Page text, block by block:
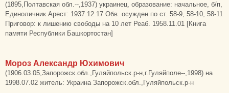
(1895,Полтавская обл.--,1937) украинец, образование: начальное, б/п,
Единоличник Арест: 1937.12.17 Обв. осужден по ст. 58-9, 58-10, 58-11
Приговор: к лишению свободы на 10 лет Реаб. 1958.11.01 [Книга
памяти Республики Башкортостан]
Мороз Александр Юхимович
(1906.03.05,Запорожск.обл.,Гуляйпольск.р-н,г.Гуляйполе--,1998) на
1998.07.02 житель: Украина Запорожск.обл.,Гуляйпольск.р-н